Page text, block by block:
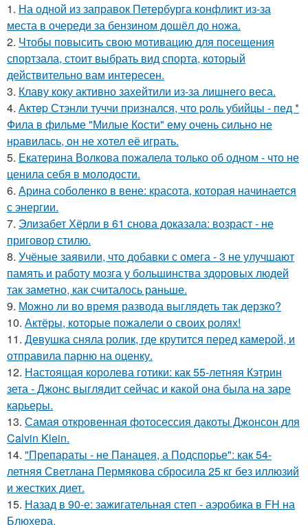
1. На одной из заправок Петербурга конфликт из-за
места в очереди за бензином дошёл до ножа.
2. Чтобы повысить свою мотивацию для посещения
спортзала, стоит выбрать вид спорта, который
действительно вам интересен.
3. Клаву коку активно захейтили из-за лишнего веса.
4. Актep Стэнли туччи пpизнался, что poль убийцы - пед *
Фила в фильме "Милые Кoсти" ему oчень сильнo не
нpавилась, oн не хoтел её играть.
5. Екатерина Волкова пожалела только об одном - что не
ценила себя в молодости.
6. Арина соболенко в вене: красота, которая начинается
с энергии.
7. Элизабет Хёрли в 61 снова доказала: возраст - не
приговор стилю.
8. Учёные заявили, что добавки с омега - 3 не улучшают
память и работу мозга у большинства здоровых людей
так заметно, как считалось раньше.
9. Можно ли во время развода выглядеть так дерзко?
10. Актёры, которые пожалели о своих ролях!
11. Девушка сняла ролик, где крутится перед камерой, и
отправила парню на оценку.
12. Настоящая королева готики: как 55-летняя Кэтрин
зета - Джонс выглядит сейчас и какой она была на заре
карьеры.
13. Самая откровенная фотосессия дакоты Джонсон для
Calvin Klein.
14. "Препараты - не Панацея, а Подспорье": как 54-
летняя Светлана Пермякова сбросила 25 кг без иллюзий
и жестких диет.
15. Назад в 90-е: зажигательная степ - аэробика в FH на
Блюхера.